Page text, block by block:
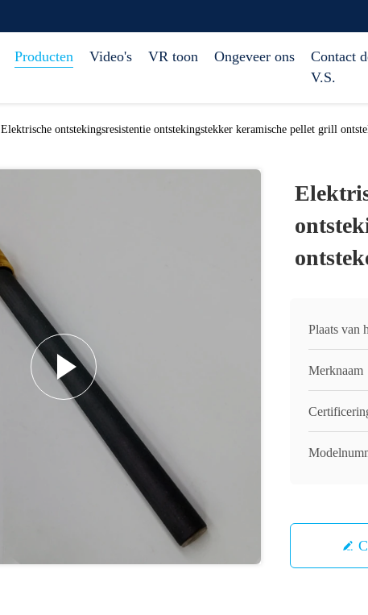
Producten Video's VR toon Ongeveer ons
Contact
V.S.
Elektrische ontstekingsresistentie ontstekingstekker keramische pellet grill
Plaats van
Merknaam